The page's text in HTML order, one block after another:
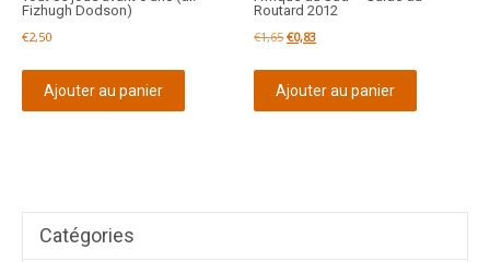
Fizhugh Dodson)
€2,50
Ajouter au panier
Routard 2012
€1,65Le
initial
€0,83Le
Ajouter au panier
Catégories